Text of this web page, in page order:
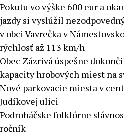
Pokutu vo výške 600 eur a
jazdy si vyslúžil
v obci Vavrečka v
rýchlosť až 113 km/h
Obec Zázrivá úspešne
kapacity hrobových miest na
Nové parkovacie miesta v
Judíkovej ulici
Podroháčske folklórne
ročník